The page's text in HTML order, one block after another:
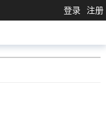
登录 注册